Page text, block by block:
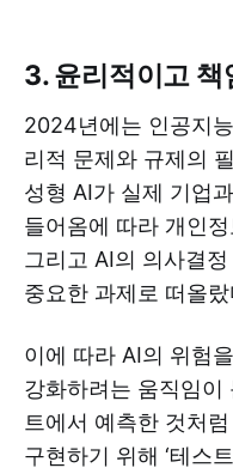
3. 윤리적이고 책
2024년에는 인공지
리적 문제와 규제의
성형 AI가 실제 기업
들어옴에 따라 개인
그리고 AI의 의사결
중요한 과제로 떠올
이에 따라 AI의 위험
강화하려는 움직임이
트에서 예측한 것처
구현하기 위해 ‘테스